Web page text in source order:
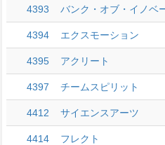
4393 バンク・オブ・イノベ
4394 エクスモーション
4395 アクリート
4397 チームスピリット
4412 サイエンスアーツ
4414 フレクト